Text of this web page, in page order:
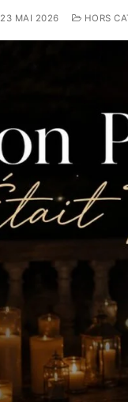
23 MAI 2026 HORS